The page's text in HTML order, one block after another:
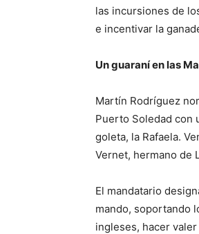
las incursiones de
e incentivar la
Un guaraní en las
Martín Rodríguez
Puerto Soledad con
goleta, la Rafaela.
Vernet, hermano de
El mandatario
mando, soportando
ingleses, hacer